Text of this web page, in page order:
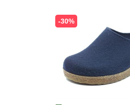
-30%